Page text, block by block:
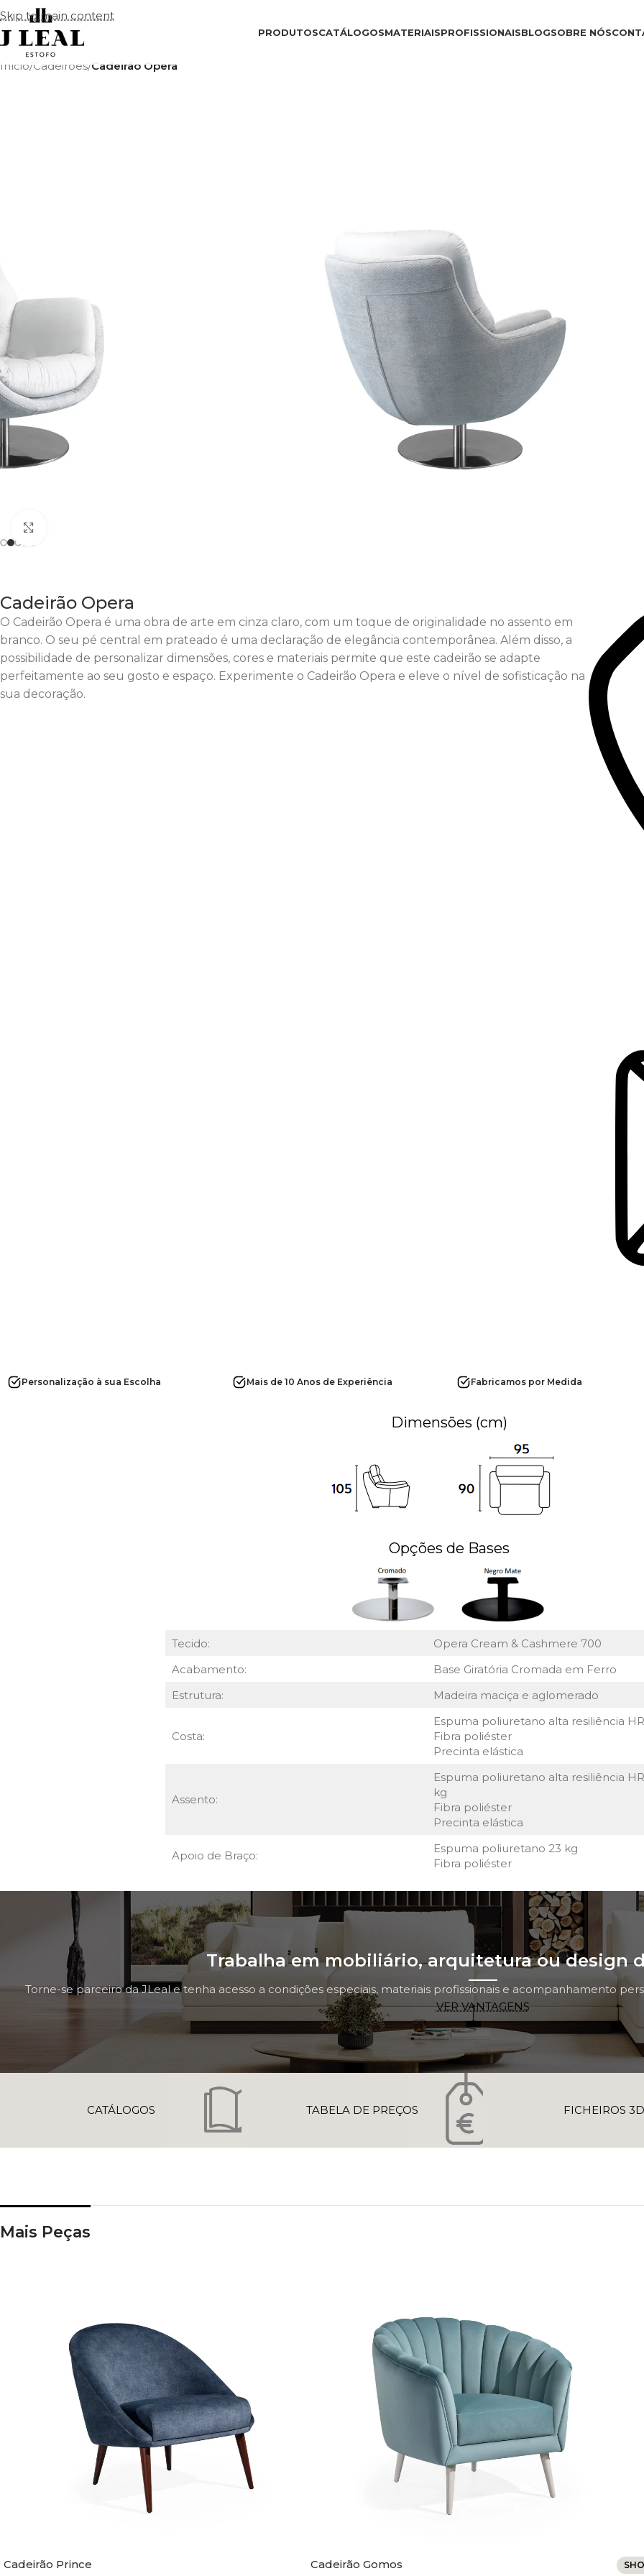
Skip to main content
PRODUTOSCATÁLOGOSMATERIAISPROFISSIONAISBLOGSOBRE NÓS
Início/Cadeirões/Cadeirão Opera
Cadeirão Opera
O Cadeirão Opera é uma obra de arte em cinza claro, com um toque de originalidade no assento em
branco. O seu pé central em prateado é uma declaração de elegância contemporânea. Além disso, a
possibilidade de personalizar dimensões, cores e materiais permite que este cadeirão se adapte
perfeitamente ao seu gosto e espaço. Experimente o Cadeirão Opera e eleve o nível de sofisticação na
sua decoração.
Personalização à sua Escolha Mais de 10 Anos de Experiência Fabricamos por Medida
Dimensões (cm)
Opções de Bases
Tecido:
Opera Cream & Cashmere 700
Acabamento:
Base Giratória Cromada em Ferro
Estrutura:
Madeira maciça e aglomerado
Costa:
Espuma poliuretano alta resiliência
Fibra poliéster
Precinta elástica
Assento:
Espuma poliuretano alta resiliência
kg
Fibra poliéster
Precinta elástica
Apoio de Braço:
Espuma poliuretano 23 kg
Fibra poliéster
Trabalha em mobiliário, arquitetura ou design
Torne-se parceiro da JLeal e tenha acesso a condições especiais, materiais profissionais e acompanhamento
VER VANTAGENS
CATÁLOGOS TABELA DE PREÇOS FICHEIROS 3D
Mais Peças
Cadeirão Prince Cadeirão Gomos